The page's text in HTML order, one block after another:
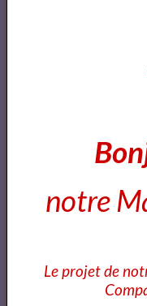
À une robe rose -
Dom Juan de
notre
Le projet de